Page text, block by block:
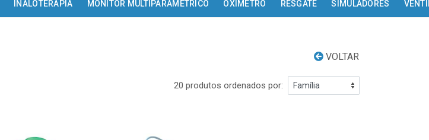
INALOTERAPIA MONITOR MULTIPARAMÉTRICO OXÍMETRO RESGATE SIMULADORES
VOLTAR
20 produtos ordenados por: